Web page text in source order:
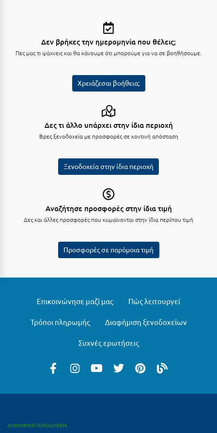
Κυπαρισσία
Λαγκάδια
Λεπτοκαρυά
Λιτόχωρο
Λουτρά Πόζαρ
Δεν βρήκες την ημερομηνία που θέλεις;
Πες μας τι ψάχνεις και θα κάνουμε ότι μπορούμε για να σε βοηθήσουμε.
Χρειάζεσαι βοήθεια;
Δες τι άλλο υπάρχει στην ίδια περιοχή
Βρες ξενοδοχεία με προσφορές σε κοντινή απόσταση
Ξενοδοχεία στην ίδια περιοχή
Αναζήτησε προσφορές στην ίδια τιμή
Δες και άλλες προσφορές που κυμαίνονται στην ίδια περίπου τιμή
Προσφορές σε παρόμοια τιμή
Επικοινώνησε μαζί μας Πώς λειτουργεί
Τρόποι πληρωμής Διαφήμιση ξενοδοχείων
Συχνές ερωτήσεις
ΔΗΜΟΦΙΛΗ ΞΕΝΟΔΟΧΕΙΑ